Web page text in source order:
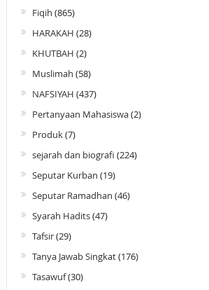
Fiqih (865)
HARAKAH (28)
KHUTBAH (2)
Muslimah (58)
NAFSIYAH (437)
Pertanyaan Mahasiswa(2)
Produk(7)
sejarah dan biografi (224)
Seputar Kurban (19)
Seputar Ramadhan (46)
Syarah Hadits(47)
Tafsir(29)
Tanya Jawab Singkat(176)
Tasawuf(30)